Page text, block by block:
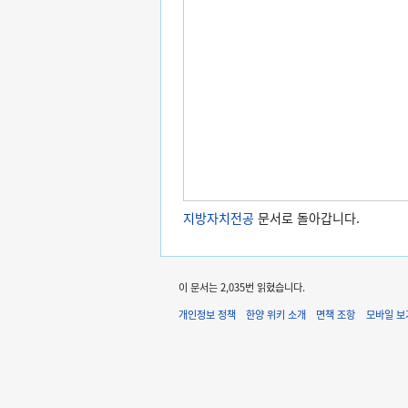
지방자치전공 문서로 돌아갑니다.
이 문서는 2,035번 읽혔습니다.
개인정보 정책
한양 위키 소개 면책 조항 모바일 보